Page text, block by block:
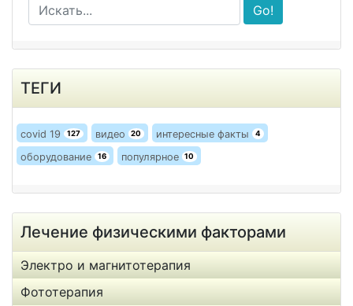
Go!
ТЕГИ
covid 19 127 видео 20 интересные факты 4
оборудование 16 популярное 10
Лечение физическими факторами
Электро и магнитотерапия
Фототерапия